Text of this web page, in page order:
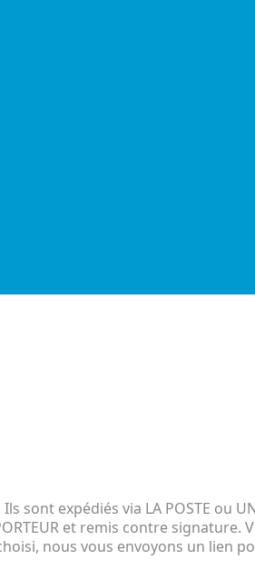
expédiés via LA POSTE ou
et remis contre
nous vous envoyons un lien